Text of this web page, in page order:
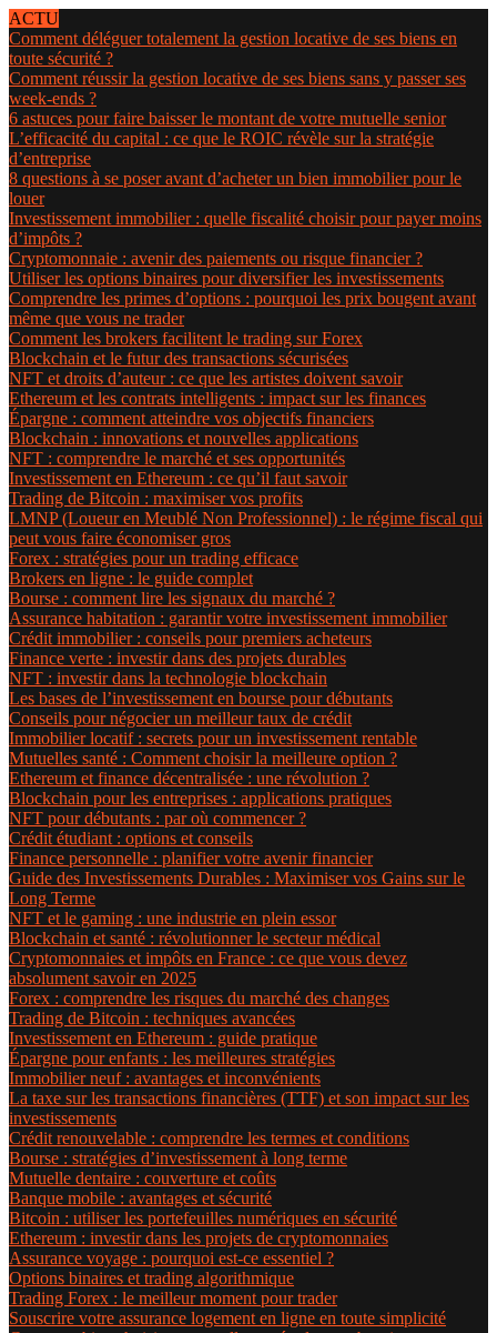
ACTU
Comment déléguer totalement la gestion locative de ses biens en
toute sécurité ?
Comment réussir la gestion locative de ses biens sans y passer ses
week-ends ?
6 astuces pour faire baisser le montant de votre mutuelle senior
L’efficacité du capital : ce que le ROIC révèle sur la stratégie
d’entreprise
8 questions à se poser avant d’acheter un bien immobilier pour le
louer
Investissement immobilier : quelle fiscalité choisir pour payer moins
d’impôts ?
Cryptomonnaie : avenir des paiements ou risque financier ?
Utiliser les options binaires pour diversifier les investissements
Comprendre les primes d’options : pourquoi les prix bougent avant
même que vous ne trader
Comment les brokers facilitent le trading sur Forex
Blockchain et le futur des transactions sécurisées
NFT et droits d’auteur : ce que les artistes doivent savoir
Ethereum et les contrats intelligents : impact sur les finances
Épargne : comment atteindre vos objectifs financiers
Blockchain : innovations et nouvelles applications
NFT : comprendre le marché et ses opportunités
Investissement en Ethereum : ce qu’il faut savoir
Trading de Bitcoin : maximiser vos profits
LMNP (Loueur en Meublé Non Professionnel) : le régime fiscal qui
peut vous faire économiser gros
Forex : stratégies pour un trading efficace
Brokers en ligne : le guide complet
Bourse : comment lire les signaux du marché ?
Assurance habitation : garantir votre investissement immobilier
Crédit immobilier : conseils pour premiers acheteurs
Finance verte : investir dans des projets durables
NFT : investir dans la technologie blockchain
Les bases de l’investissement en bourse pour débutants
Conseils pour négocier un meilleur taux de crédit
Immobilier locatif : secrets pour un investissement rentable
Mutuelles santé : Comment choisir la meilleure option ?
Ethereum et finance décentralisée : une révolution ?
Blockchain pour les entreprises : applications pratiques
NFT pour débutants : par où commencer ?
Crédit étudiant : options et conseils
Finance personnelle : planifier votre avenir financier
Guide des Investissements Durables : Maximiser vos Gains sur le
Long Terme
NFT et le gaming : une industrie en plein essor
Blockchain et santé : révolutionner le secteur médical
Cryptomonnaies et impôts en France : ce que vous devez
absolument savoir en 2025
Forex : comprendre les risques du marché des changes
Trading de Bitcoin : techniques avancées
Investissement en Ethereum : guide pratique
Épargne pour enfants : les meilleures stratégies
Immobilier neuf : avantages et inconvénients
La taxe sur les transactions financières (TTF) et son impact sur les
investissements
Crédit renouvelable : comprendre les termes et conditions
Bourse : stratégies d’investissement à long terme
Mutuelle dentaire : couverture et coûts
Banque mobile : avantages et sécurité
Bitcoin : utiliser les portefeuilles numériques en sécurité
Ethereum : investir dans les projets de cryptomonnaies
Assurance voyage : pourquoi est-ce essentiel ?
Options binaires et trading algorithmique
Trading Forex : le meilleur moment pour trader
Souscrire votre assurance logement en ligne en toute simplicité